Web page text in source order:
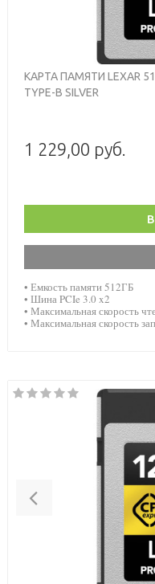
КАРТА ПАМЯТИ LEXAR
TYPE-B SILVER
1 229,00 руб.
• Емкость памяти 512ГБ
• Шина PCIe 3.0 x2
• Максимальная скорость
• Максимальная скорость